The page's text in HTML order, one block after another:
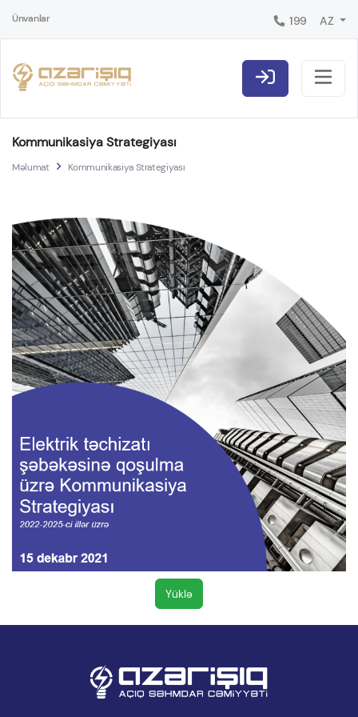
Ünvanlar 199 AZ
Kommunikasiya Strategiyası
Məlumat Kommunikasiya Strategiyası
Yüklə